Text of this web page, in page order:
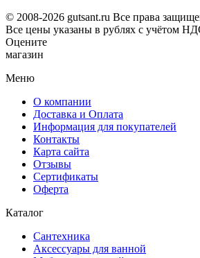
© 2008-2026 gutsant.ru Все права
Все цены указаны в рублях с учётом
Оцените
магазин
Меню
О компании
Доставка и Оплата
Информация для покупателей
Контакты
Карта сайта
Отзывы
Сертификаты
Оферта
Каталог
Сантехника
Аксессуары для ванной